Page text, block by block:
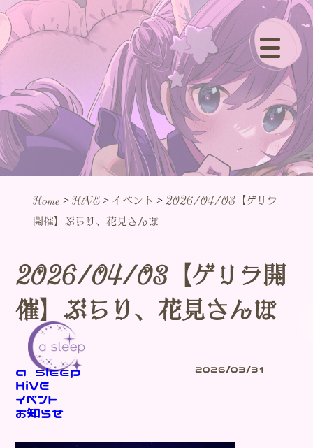
Home >HiVE > イベント > 2026/04/03【ゲリラ
開催】ぶらり、花見さんぽ
2026/04/03【ゲリラ開
催】ぶらり、花見さんぽ
a sleep
HiVE
イベント
お知らせ
2026/03/31